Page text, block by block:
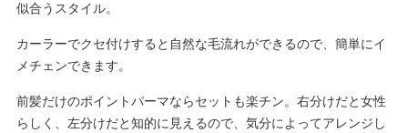
似合うスタイル。
カーラーでクセ付けすると自然な毛流れができるので、簡単にイ
メチェンできます。
前髪だけのポイントパーマならセットも楽チン。右分けだと女性
らしく、左分けだと知的に見えるので、気分によってアレンジし